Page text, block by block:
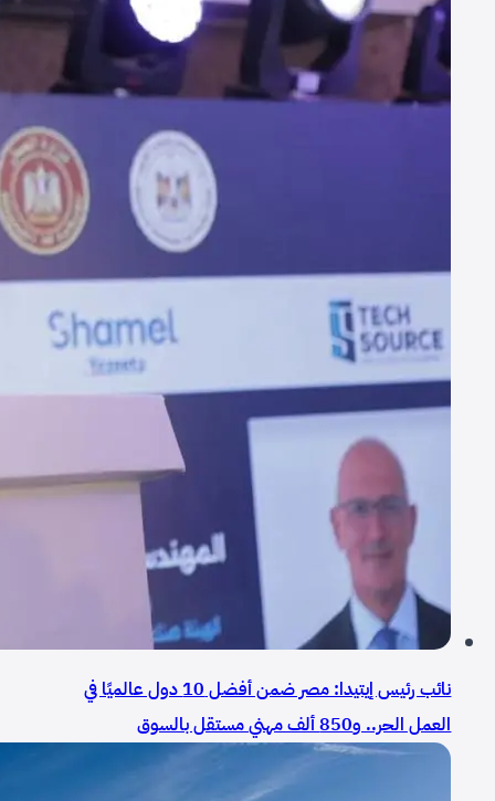
نائب رئيس إيتيدا: مصر ضمن أفضل 10 دول عالميًا في
العمل الحر.. و850 ألف مهني مستقل بالسوق